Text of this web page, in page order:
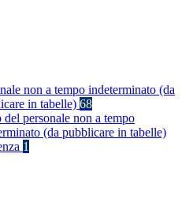
non a tempo indeterminato (da
in tabelle) 68
del personale non a tempo
(da pubblicare in tabelle)
1